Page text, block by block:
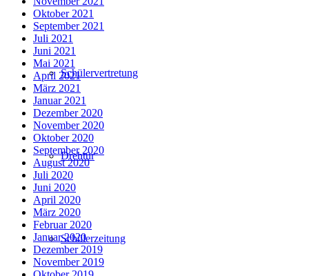
Schülervertretung
Drehtür
Schülerzeitung
Oktober 2021
September 2021
Juli 2021
Juni 2021
Mai 2021
April 2021
März 2021
Januar 2021
Dezember 2020
November 2020
Oktober 2020
September 2020
August 2020
Juli 2020
Juni 2020
April 2020
März 2020
Februar 2020
Januar 2020
Dezember 2019
November 2019